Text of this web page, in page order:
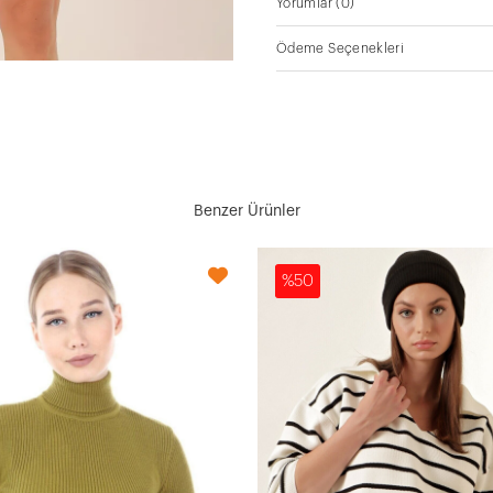
Yorumlar(0)
Ödeme Seçenekleri
Benzer Ürünler
%50